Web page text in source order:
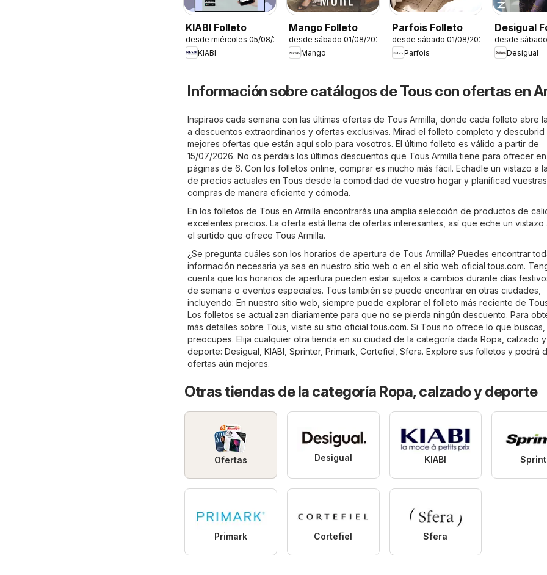
KIABI Folleto
desde miércoles 05/08/2026
KIABI
Mango Folleto
desde sábado 01/08/2026
Mango
Parfois Folleto
desde sábado 01/08/2026
Parfois
Desigual
desde
Desigual
Información sobre catálogos de Tous con ofertas en
Inspiraos cada semana con las últimas ofertas de Tous Armilla, donde cada folleto abre
a descuentos extraordinarios y ofertas exclusivas. Mirad el folleto completo y descubrid
mejores ofertas que están aquí solo para vosotros. El último folleto es válido a partir de
15/07/2026. No os perdáis los últimos descuentos que Tous Armilla tiene para ofrecer
páginas de 6. Con los folletos online, comprar es mucho más fácil. Echadle un vistazo a
de precios actuales en Tous desde la comodidad de vuestro hogar y planificad vuestras
compras de manera eficiente y cómoda.
En los folletos de Tous en Armilla encontrarás una amplia selección de productos de
excelentes precios. La oferta está llena de ofertas interesantes, así que eche un vistazo
el surtido que ofrece Tous Armilla.
¿Se pregunta cuáles son los horarios de apertura de Tous Armilla? Puedes encontrar
información necesaria ya sea en nuestro sitio web o en el sitio web oficialtous.com.
cuenta que los horarios de apertura pueden estar sujetos a cambios durante días
de semana o eventos especiales. Tous también se puede encontrar en otras ciudades,
incluyendo: En nuestro sitio web, siempre puede explorar el folleto más reciente de
Los folletos se actualizan diariamente para que no se pierda ningún descuento. Para
más detalles sobre Tous, visite su sitio oficialtous.com. Si Tous no ofrece lo que
preocupes. Elija cualquier otra tienda en su ciudad de la categoría dada Ropa, calzado y
deporte: Desigual , KIABI , Sprinter, Primark, Cortefiel , Sfera. Explore sus folletos y podrá
ofertas aún mejores.
Otras tiendas de la categoría Ropa, calzado y deporte
Ofertas Desigual KIABI
Primark Cortefiel Sfera